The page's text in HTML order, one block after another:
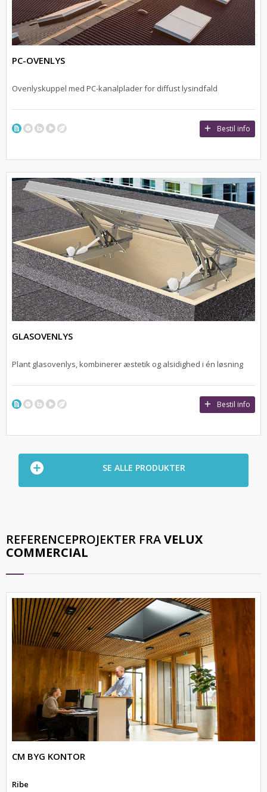
PC-OVENLYS
Ovenlyskuppel med PC-kanalplader for diffust lysindfald
Bestil info
GLASOVENLYS
Plant glasovenlys, kombinerer æstetik og alsidighed i én løsning
Bestil info
SE ALLE PRODUKTER
REFERENCEPROJEKTER FRAVELUX
COMMERCIAL
CM BYG KONTOR
Ribe